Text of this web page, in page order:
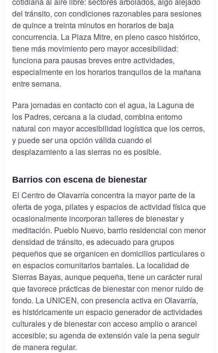
del tránsito, con condiciones razonables para sesiones
de quince a treinta minutos en horarios de baja
concurrencia. La Plaza Mitre, en pleno casco histórico,
tiene más movimiento pero mayor accesibilidad:
funciona para pausas breves entre actividades,
especialmente en los horarios tranquilos de la mañana
entre semana.
Para jornadas en contacto con el agua, la Laguna de
los Padres, cercana a la ciudad, combina entorno
natural con mayor accesibilidad logística que los cerros,
y puede ser una opción válida cuando el
desplazamiento a las sierras no es posible.
Barrios con escena de bienestar
El Centro de Olavarría concentra la mayor parte de la
oferta de yoga, pilates y espacios de actividad física que
ocasionalmente incorporan talleres de bienestar y
meditación. Pueblo Nuevo, barrio residencial con menor
densidad de tránsito, es adecuado para grupos
pequeños que se organicen en domicilios particulares o
en espacios comunitarios barriales. La localidad de
Sierras Bayas, aunque pequeña, tiene un carácter rural
que favorece prácticas de bienestar con menor ruido de
fondo. La UNICEN, con presencia activa en Olavarría,
es históricamente un espacio generador de actividades
culturales y de bienestar con acceso amplio o arancel
accesible; su agenda de extensión vale la pena seguir
de manera regular.